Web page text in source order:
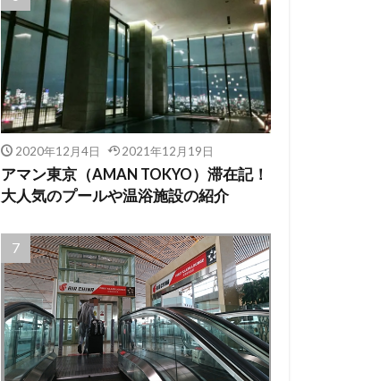
2020年12月4日 2021年12月19日
アマン東京（AMAN TOKYO）滞在記！
大人気のプールや温浴施設の紹介